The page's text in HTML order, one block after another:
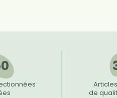
de